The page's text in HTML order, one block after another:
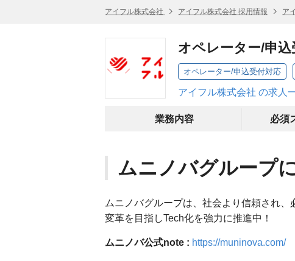
アイフル株式会社 アイフル株式会社 採用情報 ア
オペレーター/申込
オペレーター/申込受付対応
アイフル株式会社 の求人
業務内容 必須
ムニノバグループ
ムニノバグループは、社会より信頼され
変革を目指しTech化を強力に推進中！
ムニノバ公式note : https://muninova.com/